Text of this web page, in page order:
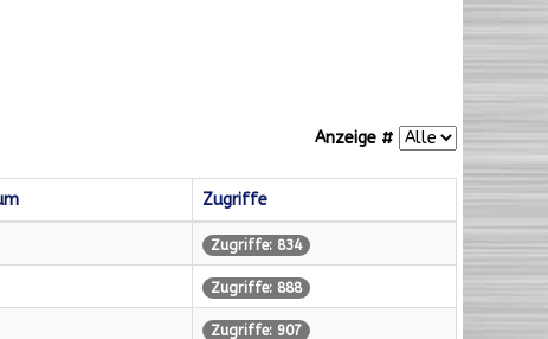
Anzeige #
Zugriffe
Zugriffe: 834
Zugriffe: 888
Zugriffe: 907